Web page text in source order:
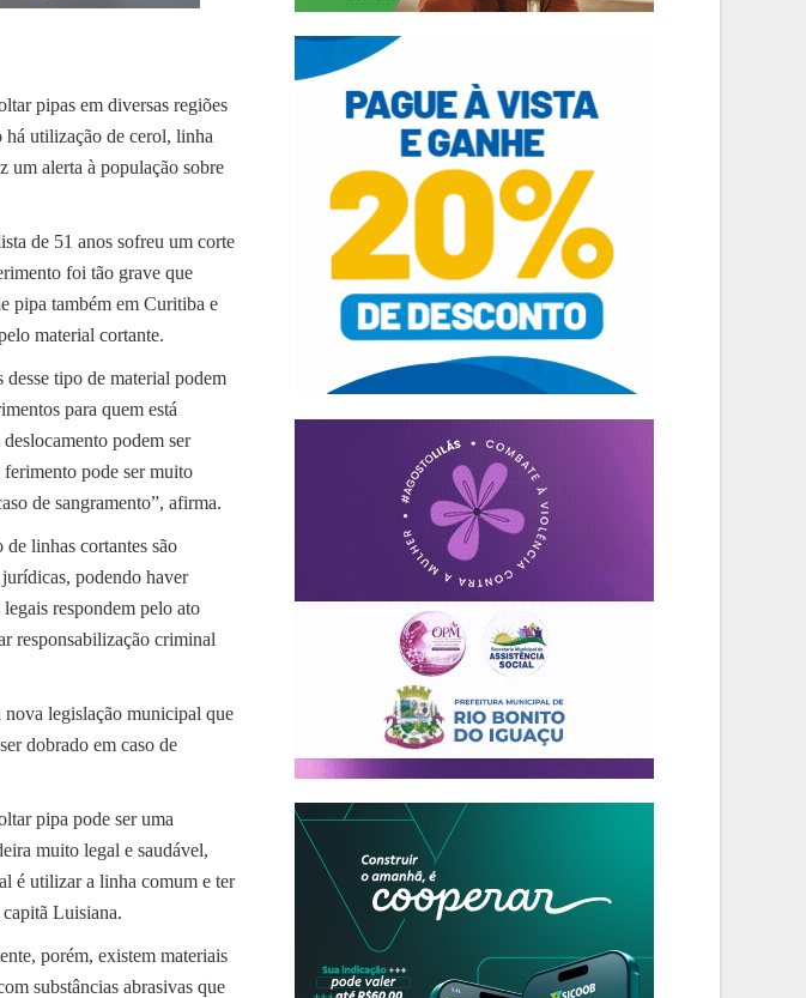
pipas em diversas regiões
há utilização de cerol, linha
alerta à população sobre
de 51 anos sofreu um corte
foi tão grave que
pipa também em Curitiba e
material cortante.
tipo de material podem
para quem está
podem ser
pode ser muito
de sangramento”, afirma.
linhas cortantes são
podendo haver
respondem pelo ato
responsabilização criminal
legislação municipal que
dobrado em caso de
pipa pode ser uma
muito legal e saudável,
é utilizar a linha comum e ter
capitã Luisiana.
porém, existem materiais
substâncias abrasivas que